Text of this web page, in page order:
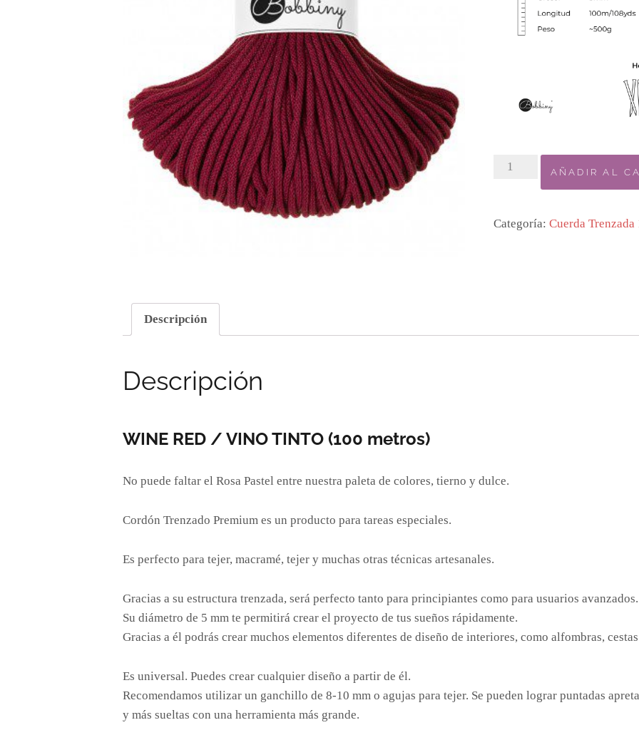
/
AÑADIR AL
Categoría: Cuerda Trenzada
Descripción
Descripción
WINE RED / VINO TINTO (100 metros)
No puede faltar el Rosa Pastel entre nuestra paleta de colores, tierno y dulce.
Cordón Trenzado Premium es un producto para tareas especiales.
Es perfecto para tejer, macramé, tejer y muchas otras técnicas artesanales.
Gracias a su estructura trenzada, será perfecto tanto para principiantes como para usuarios avanzados.
Su diámetro de 5 mm te permitirá crear el proyecto de tus sueños rápidamente.
Gracias a él podrás crear muchos elementos diferentes de diseño de interiores, como alfombras,
Es universal. Puedes crear cualquier diseño a partir de él.
Recomendamos utilizar un ganchillo de 8-10 mm o agujas para tejer. Se pueden lograr puntadas
y más sueltas con una herramienta más grande.